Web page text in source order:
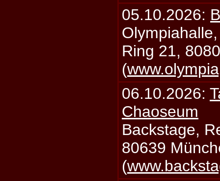
05.10.2026:
Ring 21,
(
06.10.2026:
Chaoseum
Backstage,
80639
(